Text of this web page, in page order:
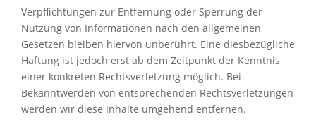
Verpflichtungen zur Entfernung oder Sperrung der
Nutzung von Informationen nach den allgemeinen
Gesetzen bleiben hiervon unberührt. Eine diesbezügliche
Haftung ist jedoch erst ab dem Zeitpunkt der Kenntnis
einer konkreten Rechtsverletzung möglich. Bei
Bekanntwerden von entsprechenden Rechtsverletzungen
werden wir diese Inhalte umgehend entfernen.